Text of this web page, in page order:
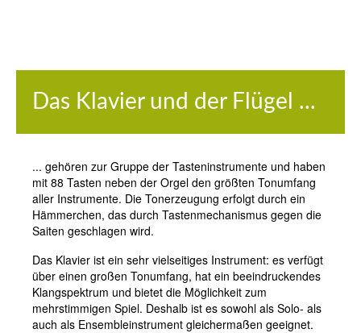
Das Klavier und der Flügel ...
... gehören zur Gruppe der Tasteninstrumente und haben
mit 88 Tasten neben der Orgel den größten Tonumfang
aller Instrumente. Die Tonerzeugung erfolgt durch ein
Hämmerchen, das durch Tastenmechanismus gegen die
Saiten geschlagen wird.
Das Klavier ist ein sehr vielseitiges Instrument: es verfügt
über einen großen Tonumfang, hat ein beeindruckendes
Klangspektrum und bietet die Möglichkeit zum
mehrstimmigen Spiel. Deshalb ist es sowohl als Solo- als
auch als Ensembleinstrument gleichermaßen geeignet.